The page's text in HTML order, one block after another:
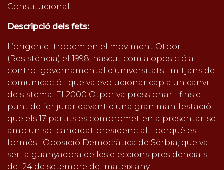
Constitucional.
Descripció dels fets:
L’origen el trobem en el moviment Otpor
(Resistència) el 1998, nascut com a oposició al
control governamental d’universitats i mitjans de
comunicació i que va evolucionar cap a un canvi
de sistema. El 2000 Otpor va pressionar - fins el
punt de fer jurar davant d’una gran manifestació
que els 17 partits es comprometien a presentar-se
amb un sol candidat presidencial - perquè es
formés l’Oposició Democràtica de Sèrbia, que va
ser la guanyadora de les eleccions presidencials
del 24 de setembre del mateix any.